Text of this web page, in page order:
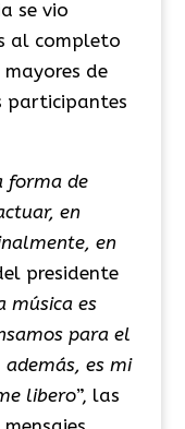
se vio
al completo
de
participantes
forma de
en
en
presidente
música es
para el
es mi
libero”, las